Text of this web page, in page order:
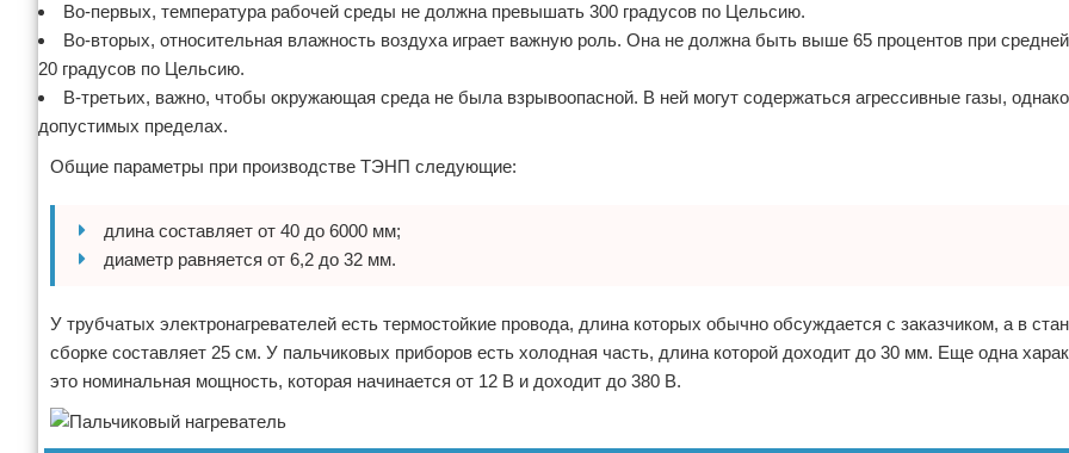
Во-первых, температура рабочей среды не должна превышать 300 градусов по Цельсию.
Во-вторых, относительная влажность воздуха играет важную роль. Она не должна быть выше 65 процентов при
20 градусов по Цельсию.
В-третьих, важно, чтобы окружающая среда не была взрывоопасной. В ней могут содержаться агрессивные газы,
допустимых пределах.
Общие параметры при производстве ТЭНП следующие:
длина составляет от 40 до 6000 мм;
диаметр равняется от 6,2 до 32 мм.
У трубчатых электронагревателей есть термостойкие провода, длина которых обычно обсуждается с заказчиком, а в
сборке составляет 25 см. У пальчиковых приборов есть холодная часть, длина которой доходит до 30 мм. Еще одна
это номинальная мощность, которая начинается от 12 В и доходит до 380 В.